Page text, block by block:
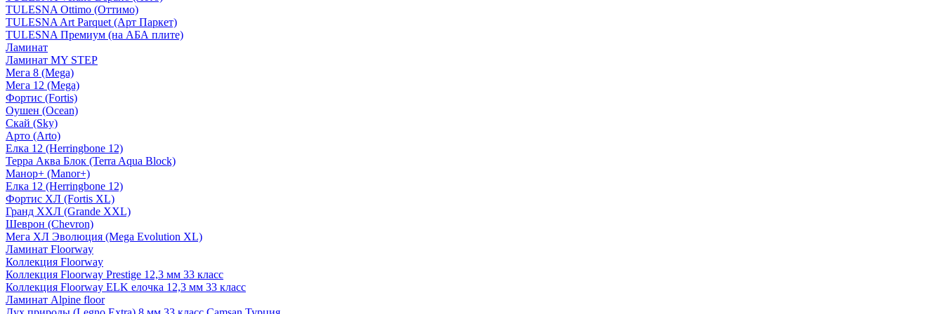
TULESNA Ottimo (Оттимо)
TULESNA Art Parquet (Арт Паркет)
TULESNA Премиум (на АБА плите)
Ламинат
Ламинат MY STEP
Мега 8 (Mega)
Мега 12 (Mega)
Фортис (Fortis)
Оушен (Ocean)
Скай (Sky)
Арто (Arto)
Елка 12 (Herringbone 12)
Терра Аква Блок (Terra Aqua Block)
Манор+ (Manor+)
Елка 12 (Herringbone 12)
Фортис ХЛ (Fortis XL)
Гранд ХХЛ (Grande XXL)
Шеврон (Chevron)
Мега ХЛ Эволюция (Mega Evolution XL)
Ламинат Floorway
Коллекция Floorway
Коллекция Floorway Prestige 12,3 мм 33 класс
Коллекция Floorway ELK елочка 12,3 мм 33 класс
Ламинат Alpine floor